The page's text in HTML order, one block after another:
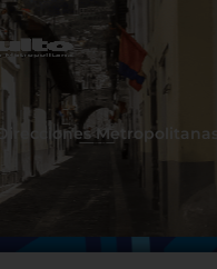
Direcciones Metropolitanas